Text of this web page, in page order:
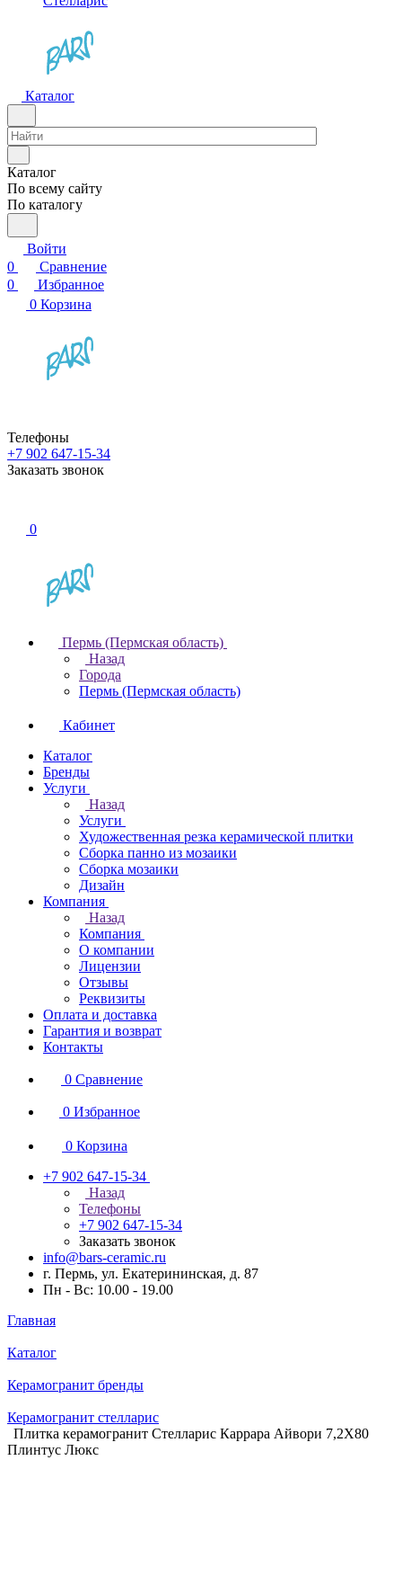
Каталог
Каталог
По всему сайту
По каталогу
Войти
0
Сравнение
0
Избранное
0 Корзина
Телефоны
+7 902 647-15-34
Заказать звонок
0
Пермь (Пермская область)
Назад
Города
Пермь (Пермская область)
Кабинет
Каталог
Бренды
Услуги
Назад
Услуги
Художественная резка керамической плитки
Сборка панно из мозаики
Сборка мозаики
Дизайн
Компания
Назад
Компания
О компании
Лицензии
Отзывы
Реквизиты
Оплата и доставка
Гарантия и возврат
Контакты
0 Сравнение
0 Избранное
0 Корзина
+7 902 647-15-34
Назад
Телефоны
+7 902 647-15-34
Заказать звонок
info@bars-ceramic.ru
г. Пермь, ул. Екатерининская, д. 87
Пн - Вс: 10.00 - 19.00
Главная
Каталог
Керамогранит бренды
Керамогранит стелларис
Плитка керамогранит Стелларис Каррара Айвори 7,2X80
Плинтус Люкс